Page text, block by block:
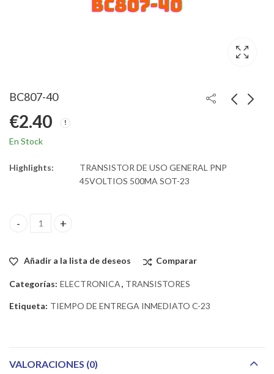
BC807-40
€2.40
En Stock
Highlights:
TRANSISTOR DE USO GENERAL PNP
45VOLTIOS 500MA SOT-23
BC807-40 quantity
Añadir a la lista de deseos Comparar
Categorías: ELECTRONICA, TRANSISTORES
Etiqueta: TIEMPO DE ENTREGA INMEDIATO C-23
VALORACIONES (0)